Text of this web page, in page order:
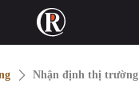
Nhận định thị trường